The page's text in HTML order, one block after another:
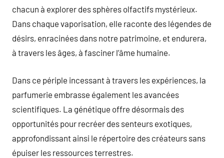
chacun à explorer des sphères olfactifs mystérieux.
Dans chaque vaporisation, elle raconte des légendes de
désirs, enracinées dans notre patrimoine, et endurera,
à travers les âges, à fasciner l’âme humaine.
Dans ce périple incessant à travers les expériences, la
parfumerie embrasse également les avancées
scientifiques. La génétique offre désormais des
opportunités pour recréer des senteurs exotiques,
approfondissant ainsi le répertoire des créateurs sans
épuiser les ressources terrestres.